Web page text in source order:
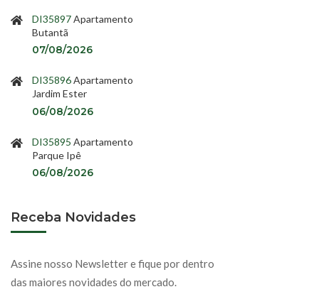
DI35897Apartamento
Butantã
07/08/2026
DI35896Apartamento
Jardim Ester
06/08/2026
DI35895 Apartamento
Parque Ipê
06/08/2026
Receba Novidades
Assine nosso Newsletter e fique por dentro
das maiores novidades do mercado.